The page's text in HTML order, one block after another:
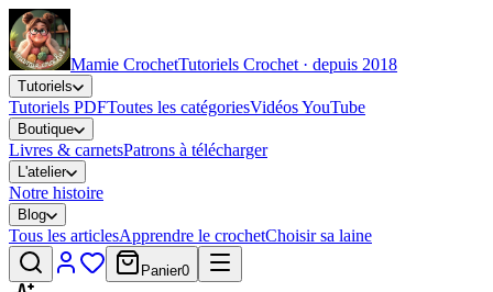
Mamie CrochetTutoriels Crochet · depuis 2018
Tutoriels
Tutoriels PDFToutes les catégoriesVidéos YouTube
Boutique
Livres & carnetsPatrons à télécharger
L'atelier
Notre histoire
Blog
Tous les articlesApprendre le crochetChoisir sa laine
Panier0